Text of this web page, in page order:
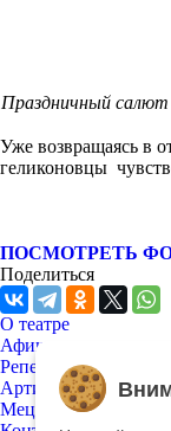
Праздничный салют
Уже возвращаясь в
геликоновцы
ПОСМОТРЕТЬ
Поделиться
О театре
Афиша
Репертуар
Артисты
Меценатам